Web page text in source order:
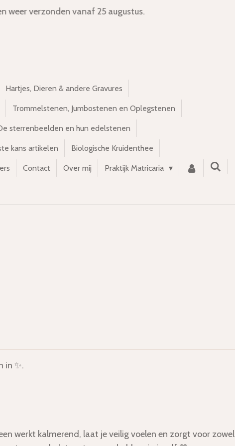
weer verzonden vanaf 25 augustus.
Hartjes, Dieren & andere Gravures
Trommelstenen, Jumbostenen en Oplegstenen
sterrenbeelden en hun edelstenen
kans artikelen Biologische Kruidenthee
Contact Over mij Praktijk Matricaria
in ✨.
werkt kalmerend, laat je veilig voelen en zorgt voor zowel